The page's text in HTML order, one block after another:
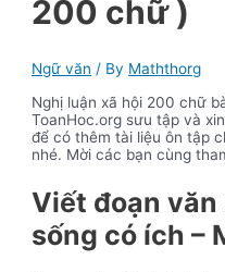
200 chữ )
Ngữ văn / By Maththorg
Nghị luận xã hội 200 chữ
ToanHoc.org sưu tập và
để có thêm tài liệu ôn tập
nhé. Mời các bạn cùng
Viết đoạn
sống có ích –